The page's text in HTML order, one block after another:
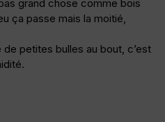
grand chose comme bois
ça passe mais la moitié,
petites bulles au bout, c’est